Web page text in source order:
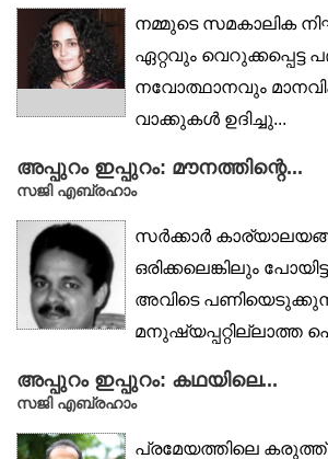
നമ്മുടെ സമകാലിക
ഏറ്റവും വെറുക്കപ്പെട്ട
നവോത്ഥാനവും
വാക്കുകൾ ഉദിച്ചു...
അപ്പുറം ഇപ്പുറം: മൗനത്തിന്റെ...
സജി എബ്രഹാം
സർക്കാർ
ഒരിക്കലെങ്കിലും
അവിടെ
മനുഷ്യപ്പറ്റില്ലാത്ത
അപ്പുറം ഇപ്പുറം: കഥയിലെ...
സജി എബ്രഹാം
പ്രമേയത്തിലെ